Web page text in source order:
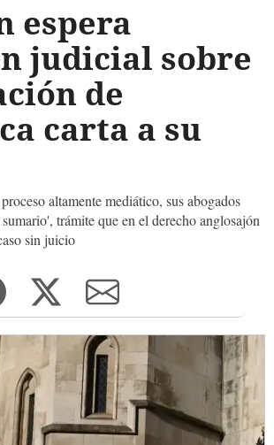
espera
judicial sobre
de
carta a su
altamente mediático, sus abogados
trámite que en el derecho anglosajón
sin juicio